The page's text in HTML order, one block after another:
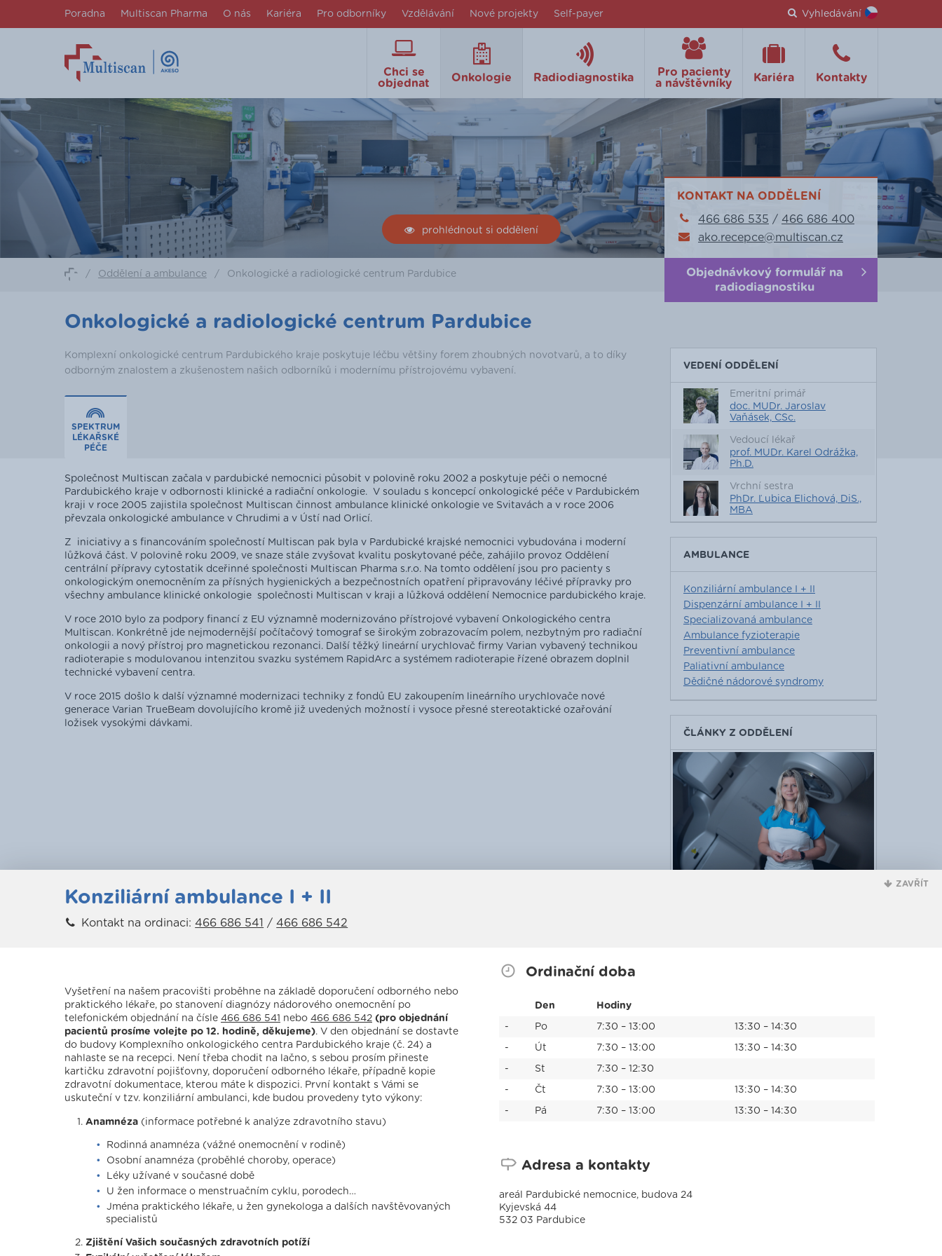
Poradna Multiscan Pharma O nás Kariéra Pro odborníky Vzdělávání Nové projekty Self-payer Vyhledávání
Chci se
objednat
Onkologie Radiodiagnostika
Pro pacienty
a návštěvníky
Kariéra Kontakty
prohlédnout si oddělení
KONTAKT NA ODDĚLENÍ
466 686 535 / 466 686 400
ako.recepce@multiscan.cz
Objednávkový formulář na
radiodiagnostiku
/ Oddělení a ambulance / Onkologické a radiologické centrum Pardubice
Onkologické a radiologické centrum Pardubice
Komplexní onkologické centrum Pardubického kraje poskytuje léčbu většiny forem zhoubných novotvarů, a to díky
odborným znalostem a zkušenostem našich odborníků i modernímu přístrojovému vybavení.
SPEKTRUM
LÉKAŘSKÉ
PÉČE
Společnost Multiscan začala v pardubické nemocnici působit v polovině roku 2002 a poskytuje péči o nemocné
Pardubického kraje v odbornosti klinické a radiační onkologie. V souladu s koncepcí onkologické péče v Pardubickém
kraji v roce 2005 zajistila společnost Multiscan činnost ambulance klinické onkologie ve Svitavách a v roce 2006
převzala onkologické ambulance v Chrudimi a v Ústí nad Orlicí.
Z iniciativy a s financováním společností Multiscan pak byla v Pardubické krajské nemocnici vybudována i moderní
lůžková část. V polovině roku 2009, ve snaze stále zvyšovat kvalitu poskytované péče, zahájilo provoz Oddělení
centrální přípravy cytostatik dceřinné společnosti Multiscan Pharma s.r.o. Na tomto oddělení jsou pro pacienty s
onkologickým onemocněním za přísných hygienických a bezpečnostních opatření připravovány léčivé přípravky pro
všechny ambulance klinické onkologie společnosti Multiscan v kraji a lůžková oddělení Nemocnice pardubického kraje.
V roce 2010 bylo za podpory financí z EU významně modernizováno přístrojové vybavení Onkologického centra
Multiscan. Konkrétně jde nejmodernější počítačový tomograf se širokým zobrazovacím polem, nezbytným pro radiační
onkologii a nový přístroj pro magnetickou rezonanci. Další těžký lineární urychlovač firmy Varian vybavený technikou
radioterapie s modulovanou intenzitou svazku systémem RapidArc a systémem radioterapie řízené obrazem doplnil
technické vybavení centra.
V roce 2015 došlo k další významné modernizaci techniky z fondů EU zakoupením lineárního urychlovače nové
generace Varian TrueBeam dovolujícího kromě již uvedených možností i vysoce přesné stereotaktické ozařování
ložisek vysokými dávkami.
VEDENÍ ODDĚLENÍ
Emeritní primář
doc. MUDr. Jaroslav
Vaňásek, CSc.
Vedoucí lékař
prof. MUDr. Karel Odrážka,
Ph.D.
Vrchní sestra
PhDr. Ľubica Elichová, DiS.,
MBA
AMBULANCE
Konziliární ambulance I + II
Dispenzární ambulance I + II
Specializovaná ambulance
Ambulance fyzioterapie
Preventivní ambulance
Paliativní ambulance
Dědičné nádorové syndromy
ČLÁNKY Z ODDĚLENÍ
2026 - PŘIHLAŠOVÁNÍ
UKONČENO
ZAVŘÍT
Konziliární ambulance I + II
Kontakt na ordinaci:466 686 541 /466 686 542
Vyšetření na našem pracovišti proběhne na základě doporučení odborného nebo
praktického lékaře, po stanovení diagnózy nádorového onemocnění po
telefonickém objednání na čísle 466 686 541 nebo 466 686 542 (pro objednání
pacientů prosíme volejte po 12. hodině, děkujeme). V den objednání se dostavte
do budovy Komplexního onkologického centra Pardubického kraje (č. 24) a
nahlaste se na recepci. Není třeba chodit na lačno, s sebou prosím přineste
kartičku zdravotní pojišťovny, doporučení odborného lékaře, případně kopie
zdravotní dokumentace, kterou máte k dispozici. První kontakt s Vámi se
uskuteční v tzv. konziliární ambulanci, kde budou provedeny tyto výkony:
Anamnéza (informace potřebné k analýze zdravotního stavu)
Rodinná anamnéza (vážné onemocnění v rodině)
Osobní anamnéza (proběhlé choroby, operace)
Léky užívané v současné době
U žen informace o menstruačním cyklu, porodech…
Jména praktického lékaře, u žen gynekologa a dalších navštěvovaných
specialistů
Zjištění Vašich současných zdravotních potíží
Ordinační doba
Den Hodiny
- Po 7:30 – 13:00 13:30 – 14:30
- Út 7:30 – 13:00 13:30 – 14:30
- St 7:30 – 12:30
- Čt 7:30 – 13:00 13:30 – 14:30
- Pá 7:30 – 13:00 13:30 – 14:30
Adresa a kontakty
areál Pardubické nemocnice, budova 24
Kyjevská 44
532 03 Pardubice